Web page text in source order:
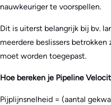
nauwkeuriger te voorspellen.
Dit is uiterst belangrijk bij bv.
meerdere beslissers
moet worden toegepast.
Hoe bereken je Pipeline
Pijplijnsnelheid = (aantal